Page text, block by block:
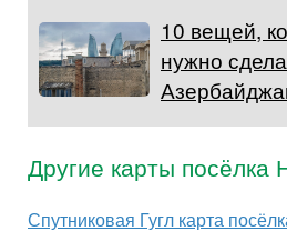
10 вещей,
нужно
Другие карты посёлка
Спутниковая Гугл карта